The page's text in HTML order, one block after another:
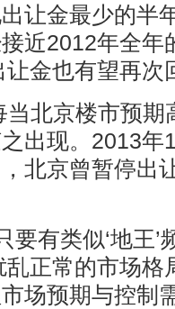
让金最少的半
近2012年全年
金也有望再次
北京楼市预期
出现。2013年
北京曾暂停出
要有类似‘地王’
乱正常的市场格
场预期与控制